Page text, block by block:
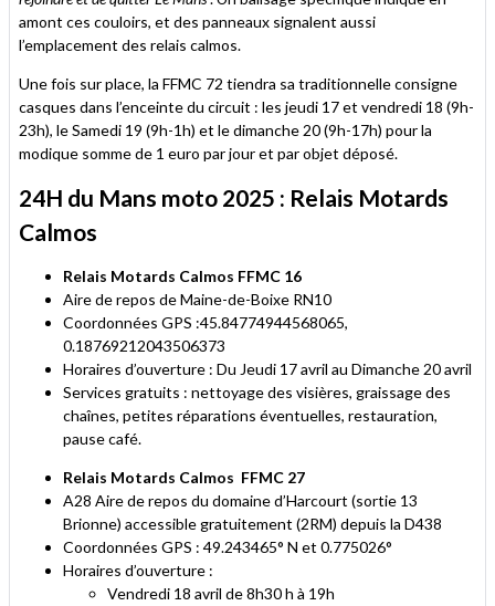
amont ces couloirs, et des panneaux signalent aussi
l’emplacement des relais calmos.
Une fois sur place, la FFMC 72 tiendra sa traditionnelle consigne
casques dans l’enceinte du circuit : les jeudi 17 et vendredi 18 (9h-
23h), le Samedi 19 (9h-1h) et le dimanche 20 (9h-17h) pour la
modique somme de 1 euro par jour et par objet déposé.
24H du Mans moto 2025 : Relais Motards
Calmos
Relais Motards Calmos FFMC 16
Aire de repos de Maine-de-Boixe RN10
Coordonnées GPS :45.84774944568065,
0.18769212043506373
Horaires d’ouverture : Du Jeudi 17 avril au Dimanche 20 avril
Services gratuits : nettoyage des visières, graissage des
chaînes, petites réparations éventuelles, restauration,
pause café.
Relais Motards Calmos FFMC 27
A28 Aire de repos du domaine d’Harcourt (sortie 13
Brionne) accessible gratuitement (2RM) depuis la D438
Coordonnées GPS : 49.243465° N et 0.775026°
Horaires d’ouverture :
Vendredi 18 avril de 8h30 h à 19h